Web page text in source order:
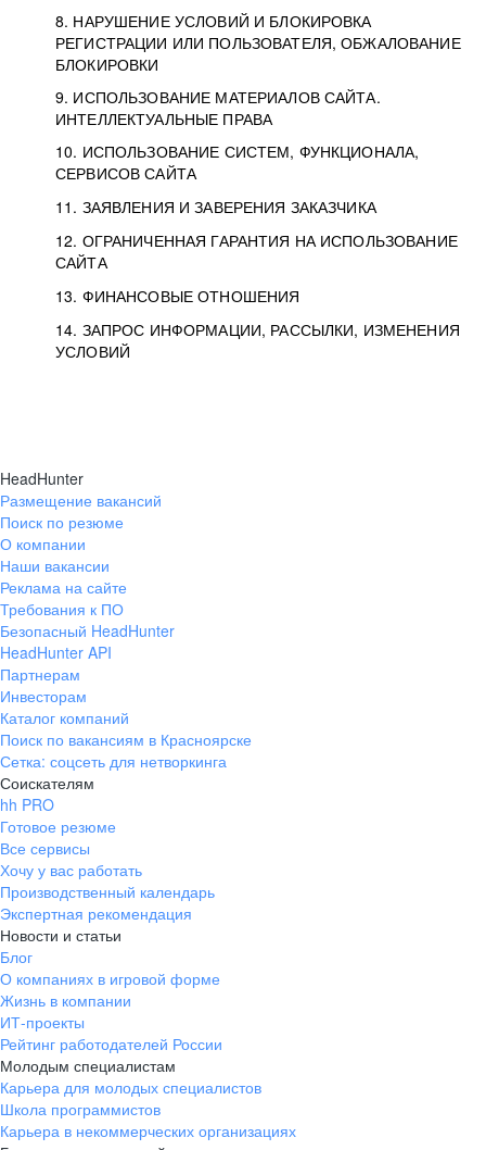
8. НАРУШЕНИЕ УСЛОВИЙ И БЛОКИРОВКА
РЕГИСТРАЦИИ ИЛИ ПОЛЬЗОВАТЕЛЯ, ОБЖАЛОВАНИЕ
БЛОКИРОВКИ
9. ИСПОЛЬЗОВАНИЕ МАТЕРИАЛОВ САЙТА.
ИНТЕЛЛЕКТУАЛЬНЫЕ ПРАВА
10. ИСПОЛЬЗОВАНИЕ СИСТЕМ, ФУНКЦИОНАЛА,
СЕРВИСОВ САЙТА
11. ЗАЯВЛЕНИЯ И ЗАВЕРЕНИЯ ЗАКАЗЧИКА
12. ОГРАНИЧЕННАЯ ГАРАНТИЯ НА ИСПОЛЬЗОВАНИЕ
САЙТА
13. ФИНАНСОВЫЕ ОТНОШЕНИЯ
14. ЗАПРОС ИНФОРМАЦИИ, РАССЫЛКИ, ИЗМЕНЕНИЯ
УСЛОВИЙ
HeadHunter
Размещение вакансий
Поиск по резюме
О компании
Наши вакансии
Реклама на сайте
Требования к ПО
Безопасный HeadHunter
HeadHunter API
Партнерам
Инвесторам
Каталог компаний
Поиск по вакансиям в Красноярске
Сетка: соцсеть для нетворкинга
Соискателям
hh PRO
Готовое резюме
Все сервисы
Хочу у вас работать
Производственный календарь
Экспертная рекомендация
Новости и статьи
Блог
О компаниях в игровой форме
Жизнь в компании
ИТ-проекты
Рейтинг работодателей России
Молодым специалистам
Карьера для молодых специалистов
Школа программистов
Карьера в некоммерческих организациях